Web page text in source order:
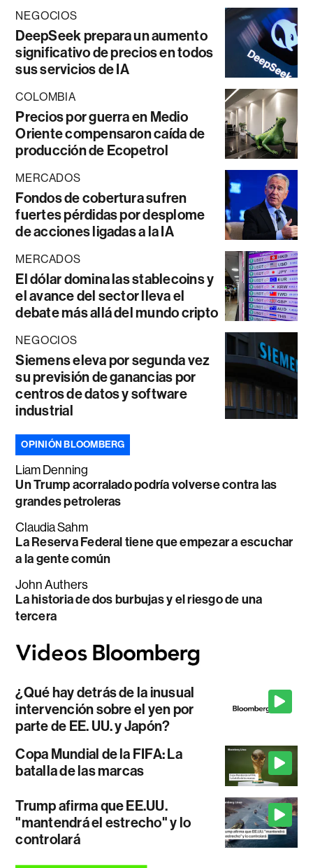
NEGOCIOS
DeepSeek prepara un aumento
significativo de precios en todos
sus servicios de IA
COLOMBIA
Precios por guerra en Medio
Oriente compensaron caída de
producción de Ecopetrol
MERCADOS
Fondos de cobertura sufren
fuertes pérdidas por desplome
de acciones ligadas a la IA
MERCADOS
El dólar domina las stablecoins y
el avance del sector lleva el
debate más allá del mundo cripto
NEGOCIOS
Siemens eleva por segunda vez
su previsión de ganancias por
centros de datos y software
industrial
OPINIÓN BLOOMBERG
Liam Denning
Un Trump acorralado podría volverse contra las
grandes petroleras
Claudia Sahm
La Reserva Federal tiene que empezar a escuchar
a la gente común
John Authers
La historia de dos burbujas y el riesgo de una
tercera
¿Qué hay detrás de la inusual
intervención sobre el yen por
parte de EE. UU. y Japón?
Copa Mundial de la FIFA: La
batalla de las marcas
Trump afirma que EE.UU.
"mantendrá el estrecho" y lo
controlará